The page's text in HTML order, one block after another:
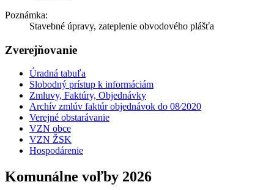
Poznámka:
Stavebné úpravy, zateplenie obvodového plášťa
Zverejňovanie
Úradná tabuľa
Slobodný prístup k informáciám
Zmluvy, Faktúry, Objednávky
Archív zmlúv faktúr objednávok do 08⁄2020
Verejné obstarávanie
VZN obce
VZN ŽSK
Hospodárenie
Komunálne voľby 2026